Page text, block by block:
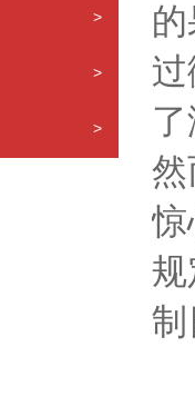
>
>
>
规
制